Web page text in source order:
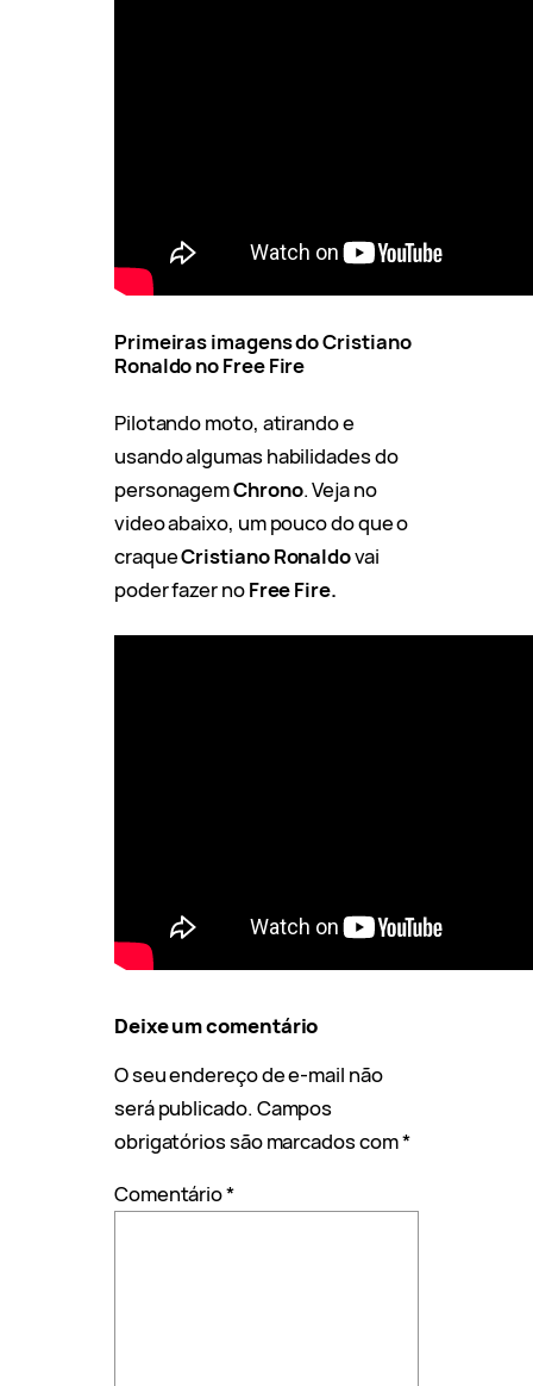
Primeiras imagens do Cristiano
Ronaldo no Free Fire
Pilotando moto, atirando e
usando algumas habilidades do
personagemChrono. Veja no
video abaixo, um pouco do que o
craqueCristiano Ronaldovai
poder fazer noFree Fire.
Deixe um comentário
O seu endereço de e-mail não
será publicado. Campos
obrigatórios são marcados com*
Comentário*